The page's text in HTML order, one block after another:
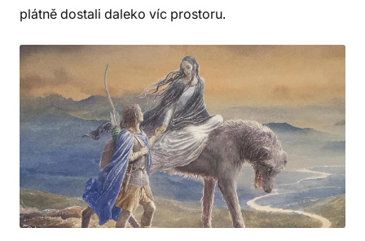
plátně dostali daleko víc prostoru.